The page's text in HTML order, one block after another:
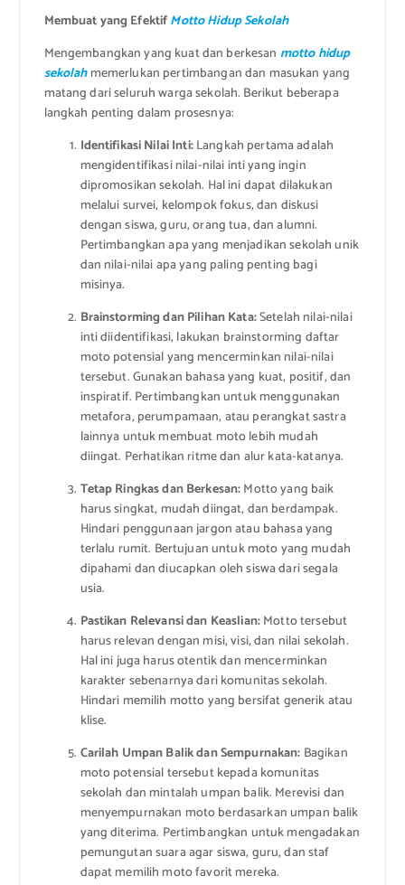
Membuat yang EfektifMotto Hidup Sekolah
Mengembangkan yang kuat dan berkesan motto hidup
sekolahmemerlukan pertimbangan dan masukan yang
matang dari seluruh warga sekolah. Berikut beberapa
langkah penting dalam prosesnya:
Identifikasi Nilai Inti:Langkah pertama adalah
mengidentifikasi nilai-nilai inti yang ingin
dipromosikan sekolah. Hal ini dapat dilakukan
melalui survei, kelompok fokus, dan diskusi
dengan siswa, guru, orang tua, dan alumni.
Pertimbangkan apa yang menjadikan sekolah unik
dan nilai-nilai apa yang paling penting bagi
misinya.
Brainstorming dan Pilihan Kata:Setelah nilai-nilai
inti diidentifikasi, lakukan brainstorming daftar
moto potensial yang mencerminkan nilai-nilai
tersebut. Gunakan bahasa yang kuat, positif, dan
inspiratif. Pertimbangkan untuk menggunakan
metafora, perumpamaan, atau perangkat sastra
lainnya untuk membuat moto lebih mudah
diingat. Perhatikan ritme dan alur kata-katanya.
Tetap Ringkas dan Berkesan:Motto yang baik
harus singkat, mudah diingat, dan berdampak.
Hindari penggunaan jargon atau bahasa yang
terlalu rumit. Bertujuan untuk moto yang mudah
dipahami dan diucapkan oleh siswa dari segala
usia.
Pastikan Relevansi dan Keaslian:Motto tersebut
harus relevan dengan misi, visi, dan nilai sekolah.
Hal ini juga harus otentik dan mencerminkan
karakter sebenarnya dari komunitas sekolah.
Hindari memilih motto yang bersifat generik atau
klise.
Carilah Umpan Balik dan Sempurnakan: Bagikan
moto potensial tersebut kepada komunitas
sekolah dan mintalah umpan balik. Merevisi dan
menyempurnakan moto berdasarkan umpan balik
yang diterima. Pertimbangkan untuk mengadakan
pemungutan suara agar siswa, guru, dan staf
dapat memilih moto favorit mereka.